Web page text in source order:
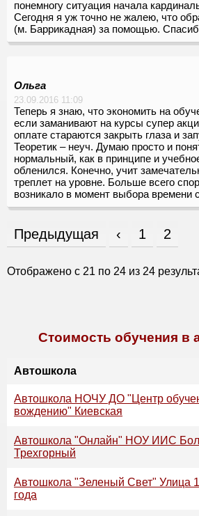
понемногу ситуация начала
Сегодня я уж точно не жалею, что
(м. Баррикадная) за помощью.
Ольга
23.09.2016 11:09
Теперь я знаю, что экономить на
если заманивают на курсы супер
оплате стараются закрыть глаза и
Теоретик – неуч. Думаю просто и
нормальный, как в принципе и
обленился. Конечно, учит
треплет на уровне. Больше всего
возникало в момент выбора времени
Предыдущая ‹ 1 2
Отображено с 21 по 24 из 24
Стоимость обучения в
Автошкола
Автошкола НОЧУ ДО "Центр
вождению" Киевская
Автошкола "Онлайн" НОУ ИИС
Трехгорный
Автошкола "Зеленый Свет" Улица
года